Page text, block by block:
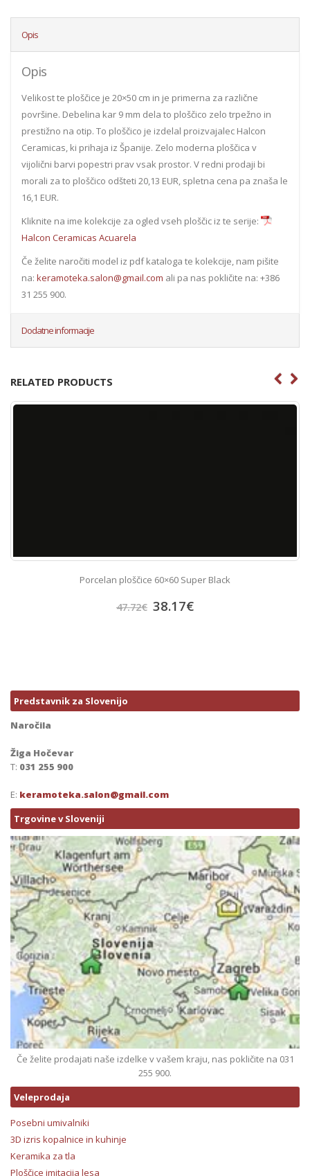
Opis
Opis
Velikost te ploščice je 20×50 cm in je primerna za različne
površine. Debelina kar 9 mm dela to ploščico zelo trpežno in
prestižno na otip. To ploščico je izdelal proizvajalec Halcon
Ceramicas, ki prihaja iz Španije. Zelo moderna ploščica v
vijolični barvi popestri prav vsak prostor. V redni prodaji bi
morali za to ploščico odšteti 20,13 EUR, spletna cena pa znaša le
16,1 EUR.
Kliknite na ime kolekcije za ogled vseh ploščic iz te serije:
Halcon Ceramicas Acuarela
Če želite naročiti model iz pdf kataloga te kolekcije, nam pišite
na: keramoteka.salon@gmail.com ali pa nas pokličite na: +386
31 255 900.
Dodatne informacije
RELATED PRODUCTS
Porcelan ploščice 60×60 Super Black
47.72€ 38.17€
Predstavnik za Slovenijo
Naročila
Žiga Hočevar
T: 031 255 900
E: keramoteka.salon@gmail.com
Trgovine v Sloveniji
Če želite prodajati naše izdelke v vašem kraju, nas pokličite na 031
255 900.
Veleprodaja
Posebni umivalniki
3D izris kopalnice in kuhinje
Keramika za tla
Ploščice imitacija lesa